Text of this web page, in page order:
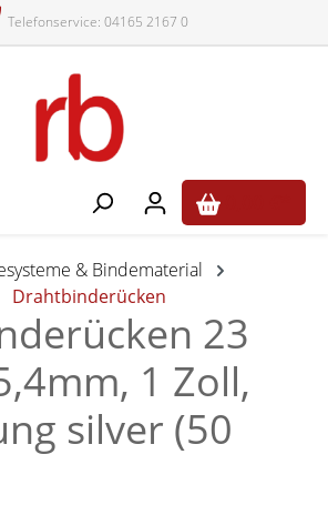
Telefonservice: 04165 2167 0
& Bindematerial
Drahtbinderücken
23
1 Zoll,
silver (50